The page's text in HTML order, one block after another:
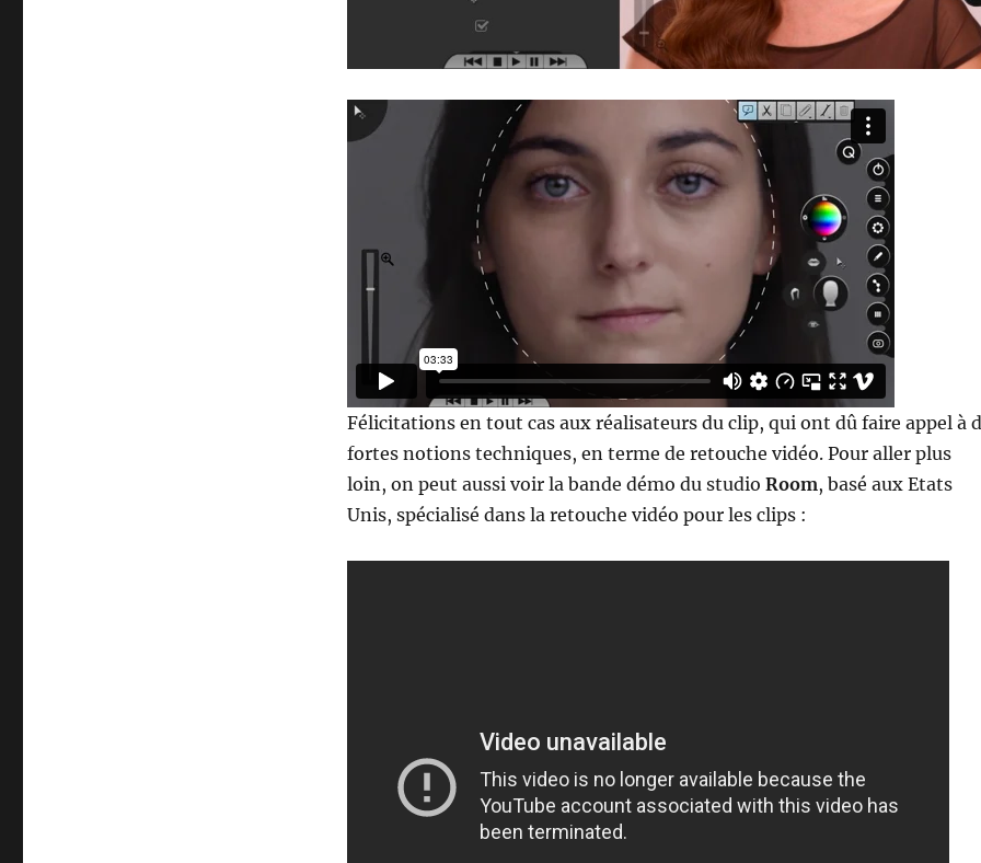
Félicitations en tout cas aux réalisateurs du clip, qui ont dû faire appel à
fortes notions techniques, en terme de retouche vidéo. Pour aller plus
loin, on peut aussi voir la bande démo du studio Room, basé aux Etats
Unis, spécialisé dans la retouche vidéo pour les clips :